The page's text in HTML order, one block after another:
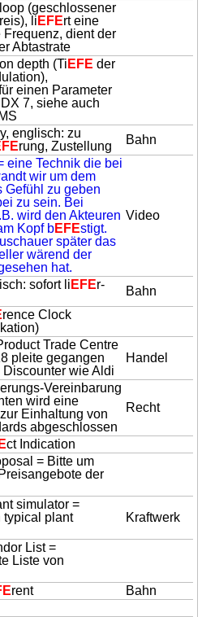
(geschlossener
li EFErt eine
dient der
Abtastrate
depth (Ti EFE der
einen Parameter
7, siehe auch
englisch: zu
rung, Zustellung Bahn
eine Technik die bei
wir um dem
Gefühl zu geben
zu sein. Bei
wird den Akteuren
Kopf bEFEstigt.
später das
wärend der
hat.
Video
sofort li EFEr-
Bahn
rence Clock
Trade Centre
pleite gegangen
Discounter wie Aldi
Handel
Vereinbarung
wird eine
Einhaltung von
abgeschlossen
Recht
ct Indication
= Bitte um
der
simulator =
typical plant
Kraftwerk
List =
Liste von
rent
Bahn